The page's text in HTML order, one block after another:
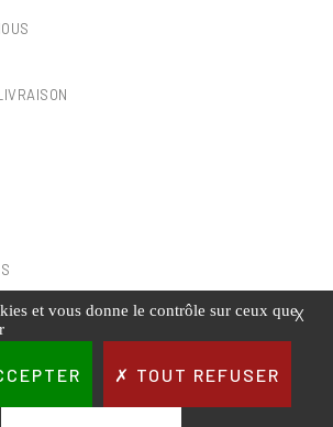
DE VENTE
CONFIDENTIALITÉ
X
et vous donne le contrôle sur ceux que
TOUT REFUSER